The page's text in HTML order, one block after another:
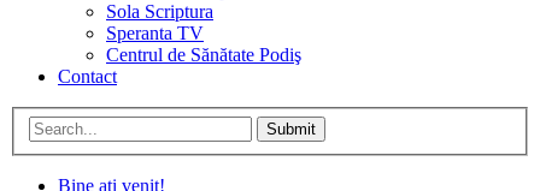
Sola Scriptura
Speranta TV
Centrul de Sănătate Podiş
Contact
Submit
Bine ati venit!